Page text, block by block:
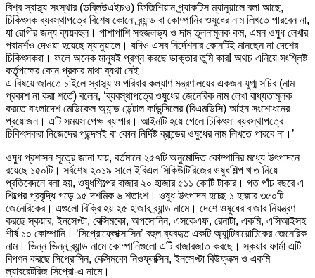
বিশ্ব স্বাস্থ্য সংস্থার (ডব্লিউএইচও) ফিজিশিয়ান প্র্যাকটিস ম্যানুয়ালে বলা আছে,
চিকিৎসক ব্যবস্থাপত্রে বিশেষ কোনো ব্র্যান্ড বা কোম্পানির ওষুধের নাম লিখতে পারবেন না,
যা রোগীর জন্য ব্যয়বহুল। পাশাপাশি সহজলভ্য ও দাম তুলনামূলক কম, এমন ওষুধ লেখার
পরামর্শও দেওয়া হয়েছে ম্যানুয়ালে। যদিও এসব নির্দেশনার কোনটিই মানছেন না দেশের
চিকিৎসকরা। ফলে অনেক মানুষই প্রশ্ন করছে ডাক্তার তুমি কার! অথচ এনিয়ে সংশ্লিষ্ট
কর্তৃপক্ষের কোন প্রকার মাথা ব্যথা নেই।
এ বিষয়ে জানতে চাইলে স্বাস্থ্য ও পরিবার কল্যাণ মন্ত্রণালয়ের একজন যুগ্ম সচিব (নাম
প্রকাশ না করা শর্তে) বলেন, ‘ব্যবস্থাপত্রে ওষুধের জেনেরিক নাম লেখা বাধ্যতামূলক
করতে বাংলাদেশ মেডিকেল অ্যান্ড ডেন্টাল কাউন্সিলের (বিএমডিসি) আইন সংশোধনের
প্রয়োজন। এটি সময়সাপেক্ষ ব্যাপার। আইনটি হয়ে গেলে চিকিৎসা ব্যবস্থাপত্রে
চিকিৎসকরা নিজেদের পছন্দসই বা কোন নির্দিষ্ট ব্রান্ডের ওষুধের নাম লিখতে পারবে না।’
ওষুধ প্রশাসন সূত্রে জানা যায়, বর্তমানে ২৫৭টি অনুমোদিত কোম্পানির মধ্যে উৎপাদনে
রয়েছে ১৫০টি। সর্বশেষ ২০১৯ সালে ইবিএল সিকিউটিরিজের ওষুধশিল্প খাত নিয়ে
প্রতিবেদনে বলা হয়, ওষুধশিল্পের বাজার ২০ হাজার ৫১১ কোটি টাকার। গত পাঁচ বছরে এ
শিল্পের প্রবৃদ্ধি গড়ে ১৫ দশমিক ৬ শতাংশ। ওষুধ উৎপাদন হচ্ছে ১ হাজার ৩৫০টি
জেনেরিকের। এগুলো বিক্রি হয় ২৫ হাজার ব্র্যান্ড নামে। দেশে ওষুধের বাজার নিয়ন্ত্রণ
করছে স্কয়ার, ইনসেপ্টা, বেক্সিমকো, অপসোনিন, এসকেএফ, রেনাটা, একমি, এসিআইসহ
শীর্ষ ১০ কোম্পানি। ‘সিপ্রোফ্লোক্সাসিন’ বহুল ব্যবহৃত একটি অ্যান্টিবায়োটিকের জেনেরিক
নাম। ভিন্ন ভিন্ন ব্র্যান্ড নামে কোম্পানিগুলো এটি বাজারজাত করছে। স্কয়ার ফার্মা এটি
বিপণন করছে সিপ্রোসিন, বেক্সিমকো নিওফ্লক্সিন, ইনসেপ্টা বিউফ্লক্স ও একমি
ল্যাবরেটরিজ সিপ্রো-এ নামে।